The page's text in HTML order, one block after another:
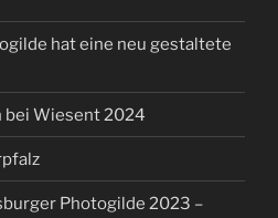
hat eine neu gestaltete
bei Wiesent 2024
Photogilde 2023 –